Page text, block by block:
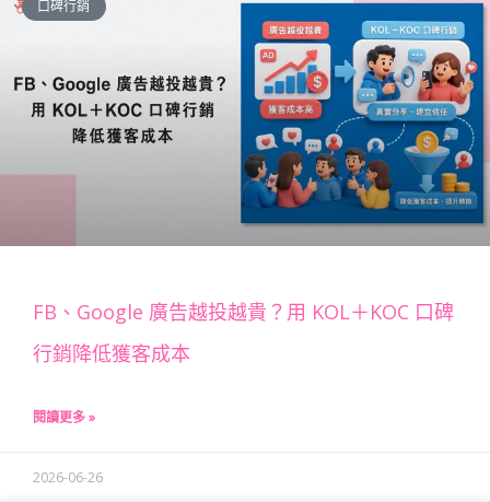
口碑行銷
FB、Google 廣告越投越貴？用 KOL＋KOC 口碑
行銷降低獲客成本
閱讀更多 »
2026-06-26